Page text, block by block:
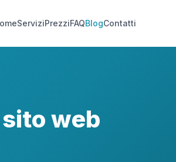
ServiziPrezziFAQBlogContatti
web